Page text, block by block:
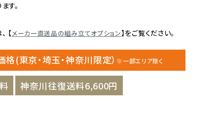
す。
【メーカー直送品の組み立てオプション】をご覧ください。
格(東京・埼玉・神奈川限定） ※一部エリア除く
神奈川往復送料6,600円